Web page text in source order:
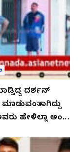
ದರ್ಶನ್
ಹೇಳಿಲ್ಲಾ ಅಂದ್ರೆ